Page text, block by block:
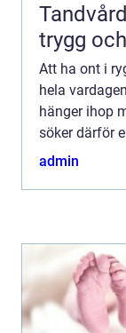
Tandvård i
trygg
Att ha ont i
hela
hänger ihop
söker därför
längre går
admin